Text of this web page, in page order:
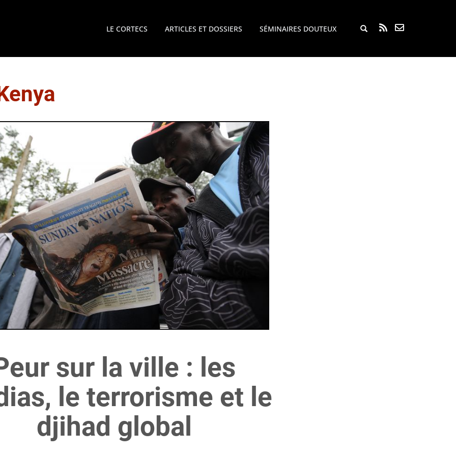
LE CORTECS ARTICLES ET DOSSIERS SÉMINAIRES DOUTEUX Rechercher...
sur la ville : les
le terrorisme et le
djihad global